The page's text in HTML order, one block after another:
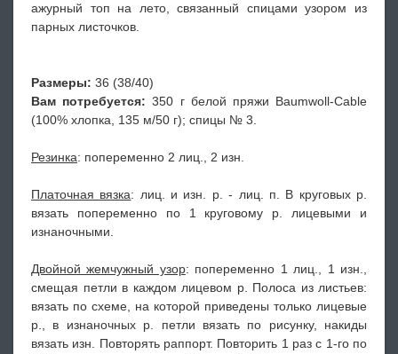
ажурный топ на лето, связанный спицами узором из
парных листочков.
Размеры: 36 (38/40)
Вам потребуется: 350 г белой пряжи Baumwoll-Cable
(100% хлопка, 135 м/50 г); спицы № 3.
Резинка: попеременно 2 лиц., 2 изн.
Платочная вязка: лиц. и изн. р. - лиц. п. В круговых р.
вязать попеременно по 1 круговому р. лицевыми и
изнаночными.
Двойной жемчужный узор: попеременно 1 лиц., 1 изн.,
смещая петли в каждом лицевом р. Полоса из листьев:
вязать по схеме, на которой приведены только лицевые
р., в изнаночных р. петли вязать по рисунку, накиды
вязать изн. Повторять раппорт. Повторить 1 раз с 1-го по